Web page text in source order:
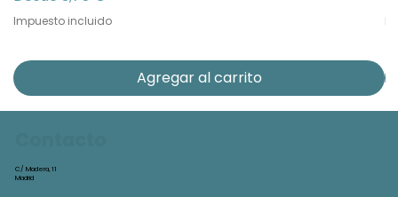
Impuesto incluido
Agregar al carrito
C/ Madera, 11
Madrid